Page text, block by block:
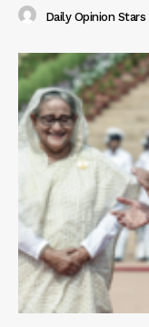
Daily Opinion Stars